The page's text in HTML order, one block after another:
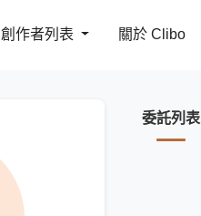
創作者列表 關於 Clibo
委託列表